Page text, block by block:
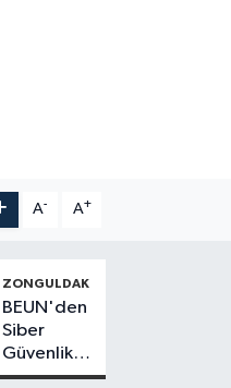
A- A+
ZONGULDAK
BEUN'den
Siber
Güvenlik
Hamlesi